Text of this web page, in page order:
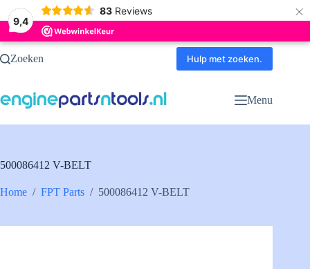
9,4
83 Reviews ×
Ga
naarZoeken Hulp met zoeken.
Menu
500086412 V-BELT
Home / FPT Parts / 500086412 V-BELT